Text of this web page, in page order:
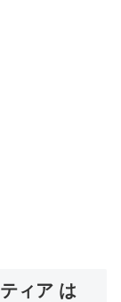
ィア は